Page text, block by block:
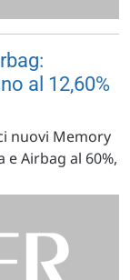
al 12,60%
nuovi Memory
e Airbag al 60%,